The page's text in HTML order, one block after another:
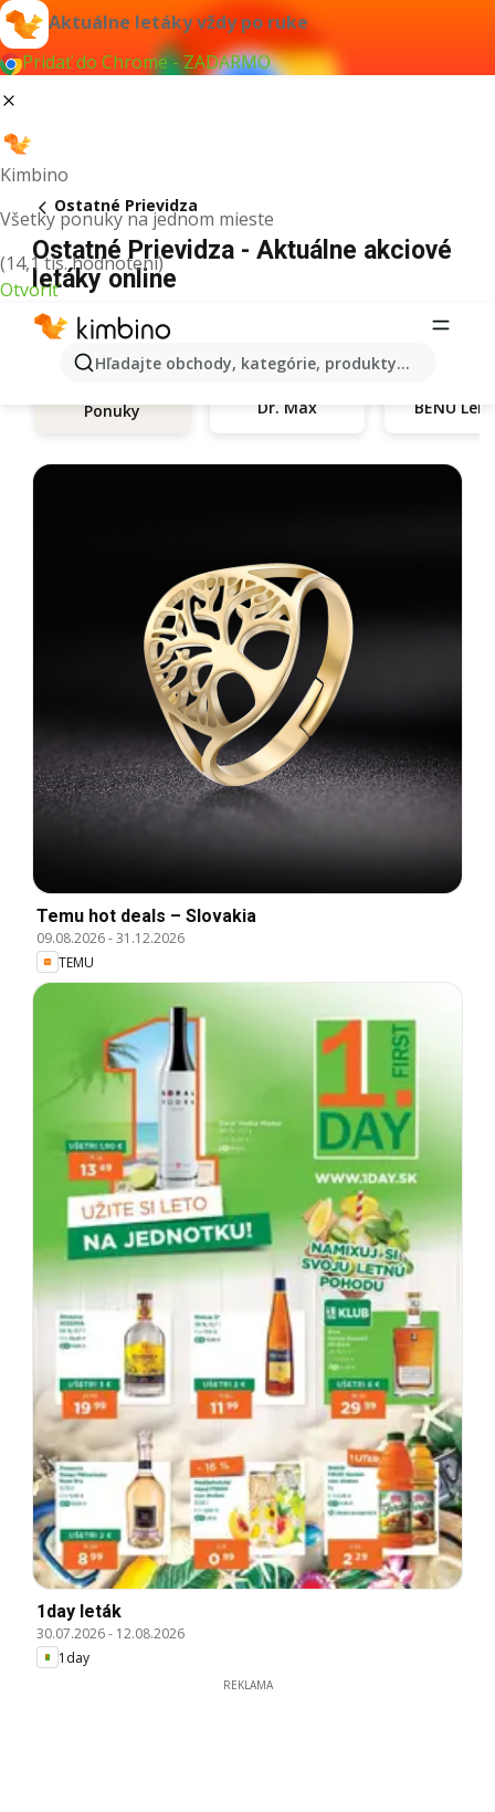
Aktuálne letáky vždy po ruke
Pridať do Chrome - ZADARMO
Kimbino
Všetky ponuky na jednom mieste
(14,1 tis. hodnotení)
Otvoriť
Hľadajte obchody, kategórie, produkty...
Ostatné Prievidza
Ostatné Prievidza - Aktuálne akciové
letáky online
Ponuky Dr. Max
Temu hot deals – Slovakia
09.08.2026-31.12.2026
TEMU
1day leták
30.07.2026- 12.08.2026
1day
REKLAMA